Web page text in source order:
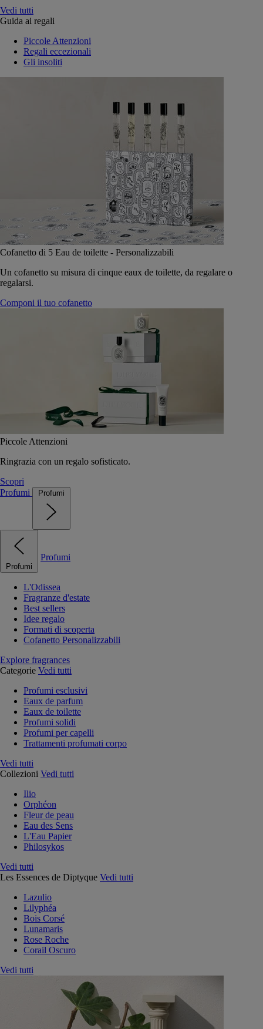
Vedi tutti
Guida ai regali
Piccole Attenzioni
Regali eccezionali
Gli insoliti
Cofanetto di 5 Eau de toilette - Personalizzabili
Un cofanetto su misura di cinque eaux de toilette, da regalare o
regalarsi.
Componi il tuo cofanetto
Piccole Attenzioni
Ringrazia con un regalo sofisticato.
Scopri
Profumi
Profumi
Profumi
Profumi
L'Odissea
Fragranze d'estate
Best sellers
Idee regalo
Formati di scoperta
Cofanetto Personalizzabili
Explore fragrances
Categorie Vedi tutti
Profumi esclusivi
Eaux de parfum
Eaux de toilette
Profumi solidi
Profumi per capelli
Trattamenti profumati corpo
Vedi tutti
Collezioni Vedi tutti
Ilio
Orphéon
Fleur de peau
Eau des Sens
L'Eau Papier
Philosykos
Vedi tutti
Les Essences de Diptyque Vedi tutti
Lazulio
Lilyphéa
Bois Corsé
Lunamaris
Rose Roche
Corail Oscuro
Vedi tutti